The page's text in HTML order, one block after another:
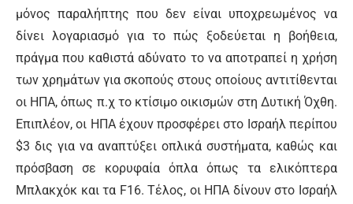
μόνος παραλήπτης που δεν είναι υποχρεωμένος να
δίνει λογαριασμό για το πώς ξοδεύεται η βοήθεια,
πράγμα που καθιστά αδύνατο το να αποτραπεί η χρήση
των χρημάτων για σκοπούς στους οποίους αντιτίθενται
οι ΗΠΑ, όπως π.χ το κτίσιμο οικισμών στη Δυτική Όχθη.
Επιπλέον, οι ΗΠΑ έχουν προσφέρει στο Ισραήλ περίπου
$3 δις για να αναπτύξει οπλικά συστήματα, καθώς και
πρόσβαση σε κορυφαία όπλα όπως τα ελικόπτερα
Μπλακχόκ και τα F16. Τέλος, οι ΗΠΑ δίνουν στο Ισραήλ